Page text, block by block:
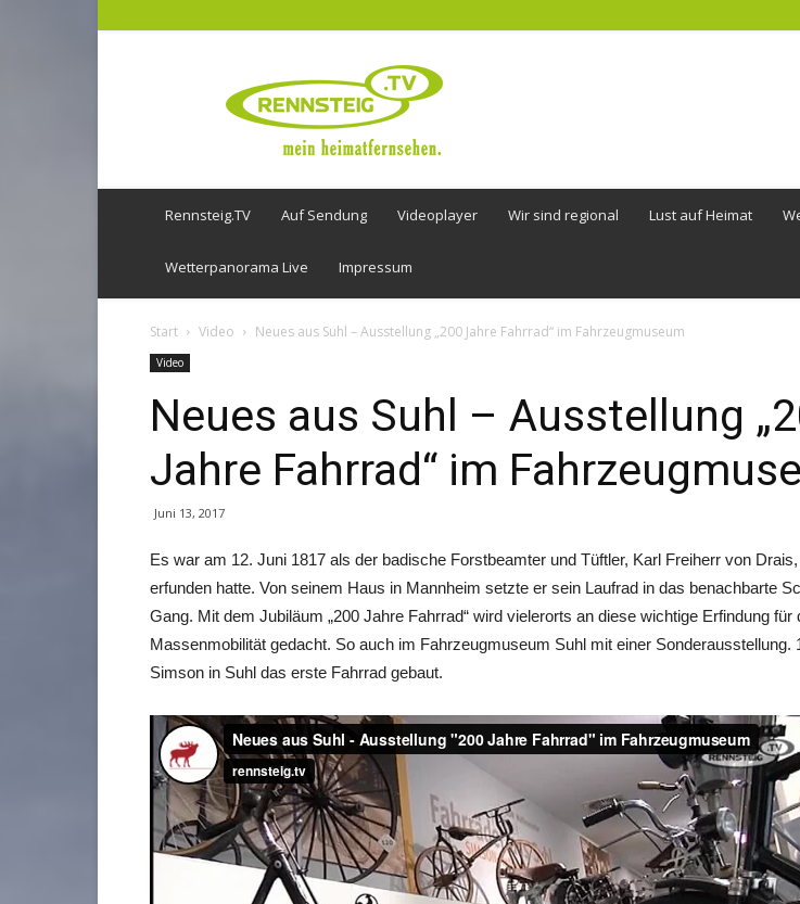
Rennsteig.TV Auf Sendung Videoplayer Wir sind regional Lust auf Heimat
Wetterpanorama Live Impressum
Start Video Neues aus Suhl – Ausstellung „200 Jahre Fahrrad“ im Fahrzeugmuseum
Video
Neues aus Suhl – Ausstellung
Jahre Fahrrad“ im
Juni 13, 2017
Es war am 12. Juni 1817 als der badische Forstbeamter und Tüftler, Karl Freiherr von
erfunden hatte. Von seinem Haus in Mannheim setzte er sein Laufrad in das benachbarte
Gang. Mit dem Jubiläum „200 Jahre Fahrrad“ wird vielerorts an diese wichtige Erfindung für
Massenmobilität gedacht. So auch im Fahrzeugmuseum Suhl mit einer Sonderausstellung.
Simson in Suhl das erste Fahrrad gebaut.